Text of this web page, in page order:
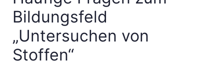
Bildungsfeld
„Untersuchen von
Stoffen“